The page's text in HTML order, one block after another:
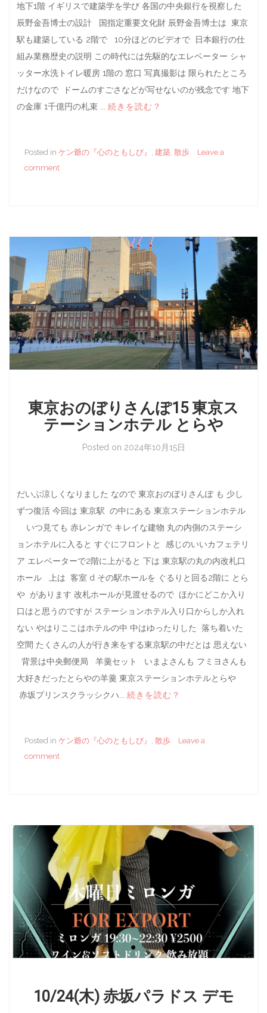
地下1階 イギリスで建築学を学び 各国の中央銀行を視察した
辰野金吾博士の設計 国指定重要文化財 辰野金吾博士は 東京
駅も建築している 2階で 10分ほどのビデオで 日本銀行の仕
組み業務歴史の説明 この時代には先駆的なエレベーター シャ
ッター水洗トイレ暖房 1階の 窓口 写真撮影は 限られたところ
だけなので ドームのすごさなどが写せないのが残念です 地下
の金庫 1千億円の札束 ...続きを読む？
Posted in ケン爺の『心のともしび』 , 建築, 散歩
Leave a
comment
東京おのぼりさんぽ15 東京ス
テーションホテル とらや
Posted on 2024年10月15日
だいぶ涼しくなりました なので 東京おのぼりさんぽ も 少し
ずつ復活 今回は 東京駅 の中にある 東京ステーションホテル
いつ見ても 赤レンガで キレイな建物 丸の内側のステーシ
ョンホテルに入ると すぐにフロントと 感じのいいカフェテリ
ア エレベーターで2階に上がると 下は 東京駅の丸の内改札口
ホール 上は 客室 d その駅ホールを ぐるりと回る2階に とら
や があります 改札ホールが見渡せるので ほかにどこか入り
口はと思うのですが ステーションホテル入り口からしか入れ
ない やはりここはホテルの中 中はゆったりした 落ち着いた
空間 たくさんの人が行き来をする東京駅の中だとは 思えない
背景は中央郵便局 羊羹セット いまよさんも フミヨさんも
大好きだったとらやの羊羹 東京ステーションホテルとらや
赤坂プリンスクラッシクハ...続きを読む？
Posted in ケン爺の『心のともしび』 , 散歩
Leave a
comment
10/24(木) 赤坂パラドス デモ